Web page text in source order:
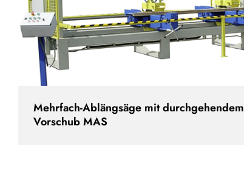
Mehrfach-Ablängsäge mit durchgehendem
Vorschub MAS